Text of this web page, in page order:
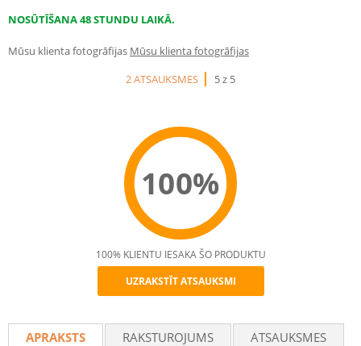
NOSŪTĪŠANA 48 STUNDU LAIKĀ.
Mūsu klienta fotogrāfijas Mūsu klienta fotogrāfijas
2 ATSAUKSMES
5 z 5
100%
Recommend
100% KLIENTU IESAKA ŠO PRODUKTU
UZRAKSTĪT ATSAUKSMI
APRAKSTS RAKSTUROJUMS
ATSAUKSMES